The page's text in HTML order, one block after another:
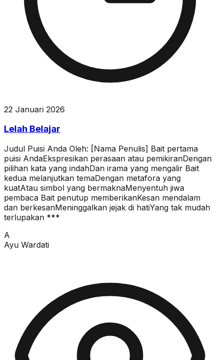
22 Januari 2026
Lelah Belajar
Judul Puisi Anda Oleh: [Nama Penulis] Bait pertama
puisi AndaEkspresikan perasaan atau pemikiranDengan
pilihan kata yang indahDan irama yang mengalir Bait
kedua melanjutkan temaDengan metafora yang
kuatAtau simbol yang bermaknaMenyentuh jiwa
pembaca Bait penutup memberikanKesan mendalam
dan berkesanMeninggalkan jejak di hatiYang tak mudah
terlupakan ***
A
Ayu Wardati